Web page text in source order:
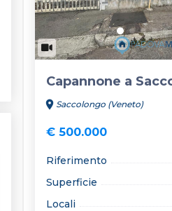
Capannone a
location_on Saccolongo (Veneto)
€ 500.000
Riferimento
Superficie
Locali